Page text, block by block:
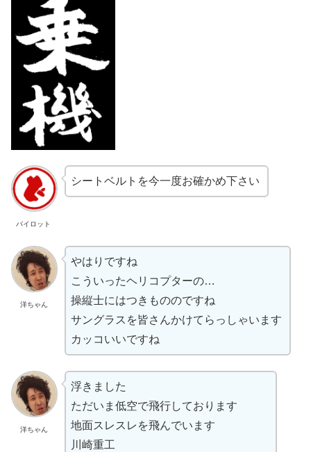
パイロット
シートベルトを今一度お確かめ下さい
洋ちゃん
やはりですね
こういったヘリコプターの…
操縦士にはつきもののですね
サングラスを皆さんかけてらっしゃいます
カッコいいですね
洋ちゃん
浮きました
ただいま低空で飛行しております
地面スレスレを飛んでいます
川崎重工